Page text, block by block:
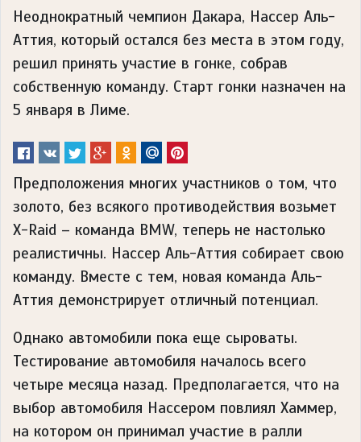
Неоднократный чемпион Дакара, Нассер Аль-
Аттия, который остался без места в этом году,
решил принять участие в гонке, собрав
собственную команду. Старт гонки назначен на
5 января в Лиме.
Предположения многих участников о том, что
золото, без всякого противодействия возьмет
X-Raid – команда BMW, теперь не настолько
реалистичны. Нассер Аль-Аттия собирает свою
команду. Вместе с тем, новая команда Аль-
Аттия демонстрирует отличный потенциал.
Однако автомобили пока еще сыроваты.
Тестирование автомобиля началось всего
четыре месяца назад. Предполагается, что на
выбор автомобиля Нассером повлиял Хаммер,
на котором он принимал участие в ралли